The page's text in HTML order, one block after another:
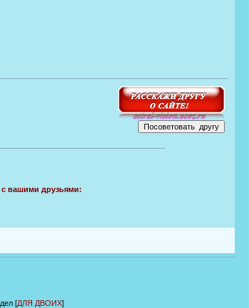
с вашими друзьями:
[ДЛЯ ДВОИХ]